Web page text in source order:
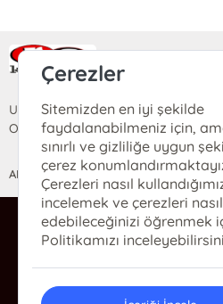
Ra Yayın
Uzun Sokak Saray Çarşısı Lara
Ortahisar/TRABZON
ANASAYFA YARDIM İLETİŞİM
0(462)
Çerezler
Sitemizden en iyi şekilde
faydalanabilmeniz için,
sınırlı ve gizliliğe uygun
çerez
Çerezleri nasıl
incelemek ve çerezleri
edebileceğinizi öğrenmek
Politikamızı